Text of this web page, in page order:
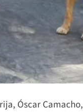
Óscar Camacho,